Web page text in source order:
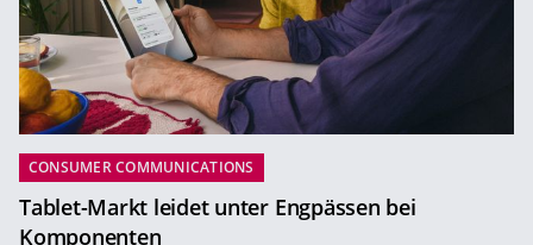
CONSUMER COMMUNICATIONS
Tablet-Markt leidet unter Engpässen bei
Komponenten